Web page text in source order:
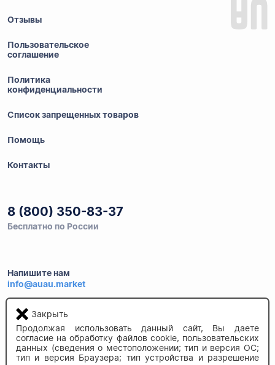
Отзывы
Пользовательское
соглашение
Политика
конфиденциальности
Список запрещенных товаров
Помощь
Контакты
8 (800) 350-83-37
Бесплатно по России
Напишите нам
info@auau.market
236027, г.Калининград
ул.Калязинская 6, оф. 2
Закрыть
Продолжая использовать данный сайт, Вы даете
согласие на обработку файлов cookie, пользовательских
данных (сведения о местоположении; тип и версия ОС;
тип и версия Браузера; тип устройства и разрешение